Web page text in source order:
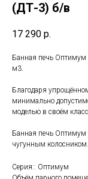
(ДТ-3) б/в
17 290 р.
Банная печь Оптимум
м3.
Благодаря
минимально
моделью в своём
Банная печь Оптимум
чугунным колосником.
Серия:: Оптимум